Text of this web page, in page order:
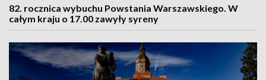
82. rocznica wybuchu Powstania Warszawskiego. W
całym kraju o 17.00 zawyły syreny